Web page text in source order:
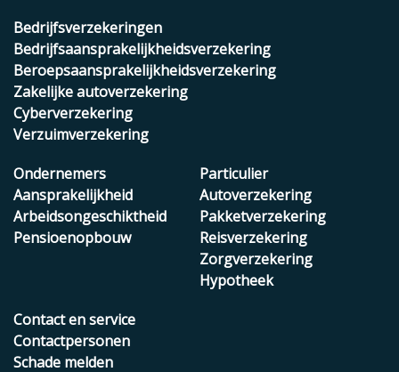
Bedrijfsverzekeringen
Bedrijfsaansprakelijkheidsverzekering
Beroepsaansprakelijkheidsverzekering
Zakelijke autoverzekering
Cyberverzekering
Verzuimverzekering
Ondernemers
Aansprakelijkheid
Arbeidsongeschiktheid
Pensioenopbouw
Particulier
Autoverzekering
Pakketverzekering
Reisverzekering
Zorgverzekering
Hypotheek
Contact en service
Contactpersonen
Schade melden